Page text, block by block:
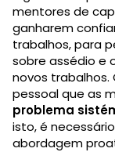
mentores de
ganharem
trabalhos, para
sobre assédio e
novos
pessoal que as
problema
isto, é
abordagem